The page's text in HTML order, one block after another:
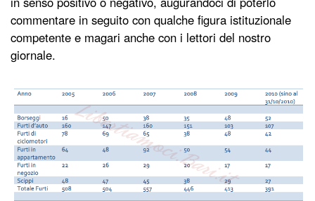
commentare in seguito con qualche figura istituzionale
competente e magari anche con i lettori del nostro
giornale.